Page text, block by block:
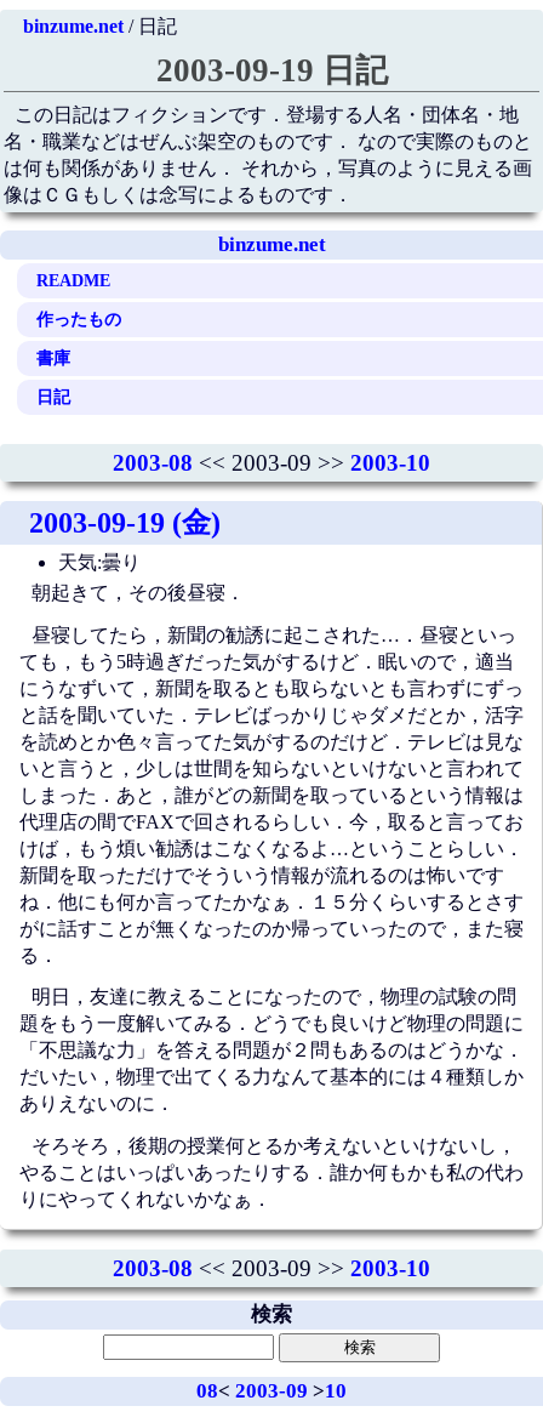
binzume.net/ 日記
2003-09-19 日記
この日記はフィクションです．登場する人名・団体名・地
名・職業などはぜんぶ架空のものです． なので実際のものと
は何も関係がありません． それから，写真のように見える画
像はＣＧもしくは念写によるものです．
binzume.net
README
作ったもの
書庫
日記
2003-08 << 2003-09 >> 2003-10
2003-09-19 (金)
天気:曇り
朝起きて，その後昼寝．
昼寝してたら，新聞の勧誘に起こされた…．昼寝といっ
ても，もう5時過ぎだった気がするけど．眠いので，適当
にうなずいて，新聞を取るとも取らないとも言わずにずっ
と話を聞いていた．テレビばっかりじゃダメだとか，活字
を読めとか色々言ってた気がするのだけど．テレビは見な
いと言うと，少しは世間を知らないといけないと言われて
しまった．あと，誰がどの新聞を取っているという情報は
代理店の間でFAXで回されるらしい．今，取ると言ってお
けば，もう煩い勧誘はこなくなるよ…ということらしい．
新聞を取っただけでそういう情報が流れるのは怖いです
ね．他にも何か言ってたかなぁ．１５分くらいするとさす
がに話すことが無くなったのか帰っていったので，また寝
る．
明日，友達に教えることになったので，物理の試験の問
題をもう一度解いてみる．どうでも良いけど物理の問題に
「不思議な力」を答える問題が２問もあるのはどうかな．
だいたい，物理で出てくる力なんて基本的には４種類しか
ありえないのに．
そろそろ，後期の授業何とるか考えないといけないし，
やることはいっぱいあったりする．誰か何もかも私の代わ
りにやってくれないかなぁ．
2003-08 << 2003-09 >> 2003-10
検索
08< 2003-09 >10